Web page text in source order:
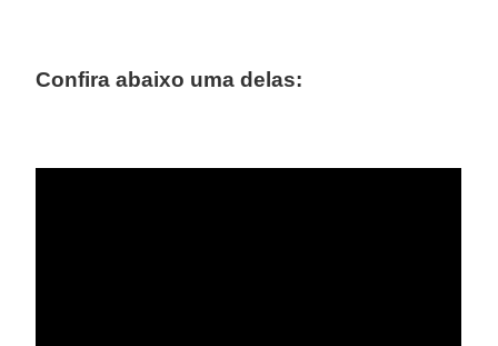
Confira abaixo uma delas: